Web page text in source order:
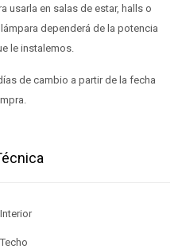
usarla en salas de estar, halls o
dependerá de la potencia
le instalemos.
de cambio a partir de la fecha
Interior
Techo